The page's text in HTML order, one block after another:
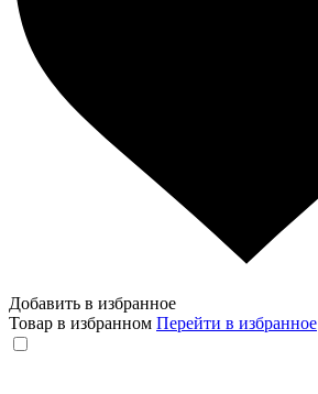
Добавить в избранное
Товар в избранном Перейти в избранное